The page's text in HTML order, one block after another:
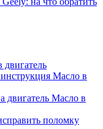
двигатель
Масло в
двигатель Масло в
поломку